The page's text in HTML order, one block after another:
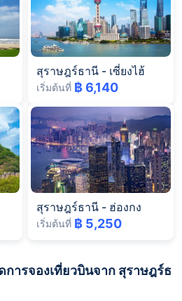
สุราษฎร์ธานี - เซี่ยงไฮ้
เริ่มต้นที่ ฿ 6,140
สุราษฎร์ธานี - ฮ่องกง
เริ่มต้นที่ ฿ 5,250
การจองเที่ยวบินจาก สุราษฎร์ธ